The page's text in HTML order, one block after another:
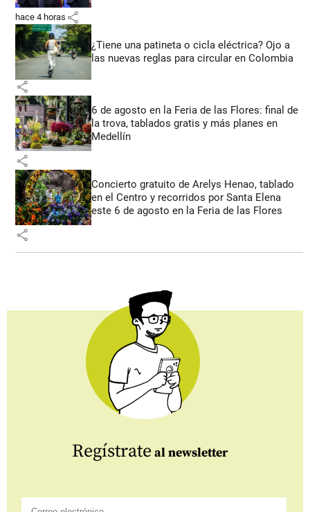
hace 4 horas share
¿Tiene una patineta o cicla eléctrica? Ojo a
las nuevas reglas para circular en Colombia
share
6 de agosto en la Feria de las Flores: final de
la trova, tablados gratis y más planes en
Medellín
share
Concierto gratuito de Arelys Henao, tablado
en el Centro y recorridos por Santa Elena
este 6 de agosto en la Feria de las Flores
share
Regístrate al newsletter